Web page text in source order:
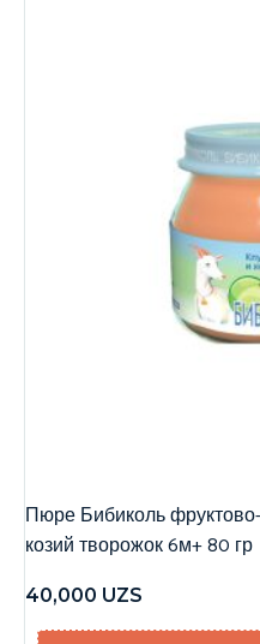
Пюре Бибиколь
козий творожок 6м+ 80 гр
40,000 UZS